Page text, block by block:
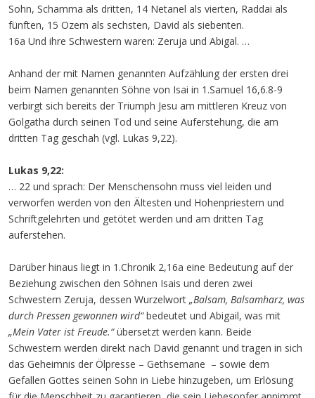
Sohn, Schamma als dritten, 14 Netanel als vierten, Raddai als
fünften, 15 Ozem als sechsten, David als siebenten.
16a Und ihre Schwestern waren: Zeruja und Abigal. …
Anhand der mit Namen genannten Aufzählung der ersten drei
beim Namen genannten Söhne von Isai in 1.Samuel 16,6.8-9
verbirgt sich bereits der Triumph Jesu am mittleren Kreuz von
Golgatha durch seinen Tod und seine Auferstehung, die am
dritten Tag geschah (vgl. Lukas 9,22).
Lukas 9,22:
… 22 und sprach: Der Menschensohn muss viel leiden und
verworfen werden von den Ältesten und Hohenpriestern und
Schriftgelehrten und getötet werden und am dritten Tag
auferstehen.
Darüber hinaus liegt in 1.Chronik 2,16a eine Bedeutung auf der
Beziehung zwischen den Söhnen Isais und deren zwei
Schwestern Zeruja, dessen Wurzelwort „Balsam, Balsamharz, was
durch Pressen gewonnen wird“bedeutet und Abigail, was mit
„Mein Vater ist Freude.“übersetzt werden kann. Beide
Schwestern werden direkt nach David genannt und tragen in sich
das Geheimnis der Ölpresse – Gethsemane – sowie dem
Gefallen Gottes seinen Sohn in Liebe hinzugeben, um Erlösung